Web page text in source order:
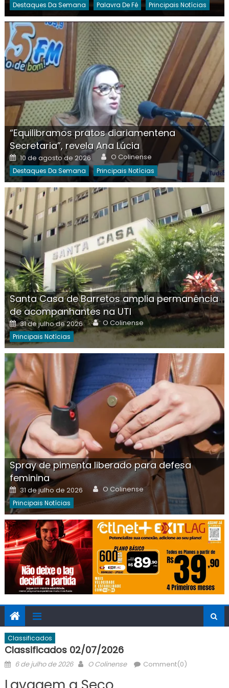
Destaques Da Semana Palavra De Fé Principais Notícias
“Equilibramos pratos diariamentena
Secretaria”, revela Ana Lúcia
Posted
on
10 de agosto de 2026 Author
O Colinense
Destaques Da Semana Principais Notícias
Santa Casa de Barretos amplia permanência
de acompanhantes na UTI
Posted
on
31 de julho de 2026 Author
O Colinense
Principais Notícias
Spray de pimenta liberado para defesa
feminina
Posted
on
31 de julho de 2026 Author
O Colinense
Principais Notícias
Classificados
Classificados 02/07/2026
Posted
6 de julho de 2026 Author
O Colinense Comment(0)